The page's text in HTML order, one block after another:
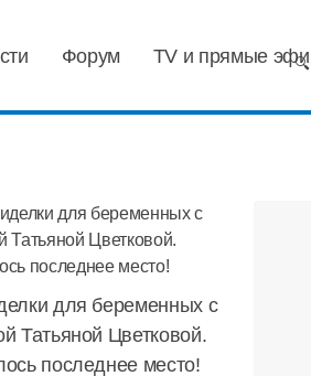
Форум TV и прямые
для беременных с
Татьяной Цветковой.
последнее место!